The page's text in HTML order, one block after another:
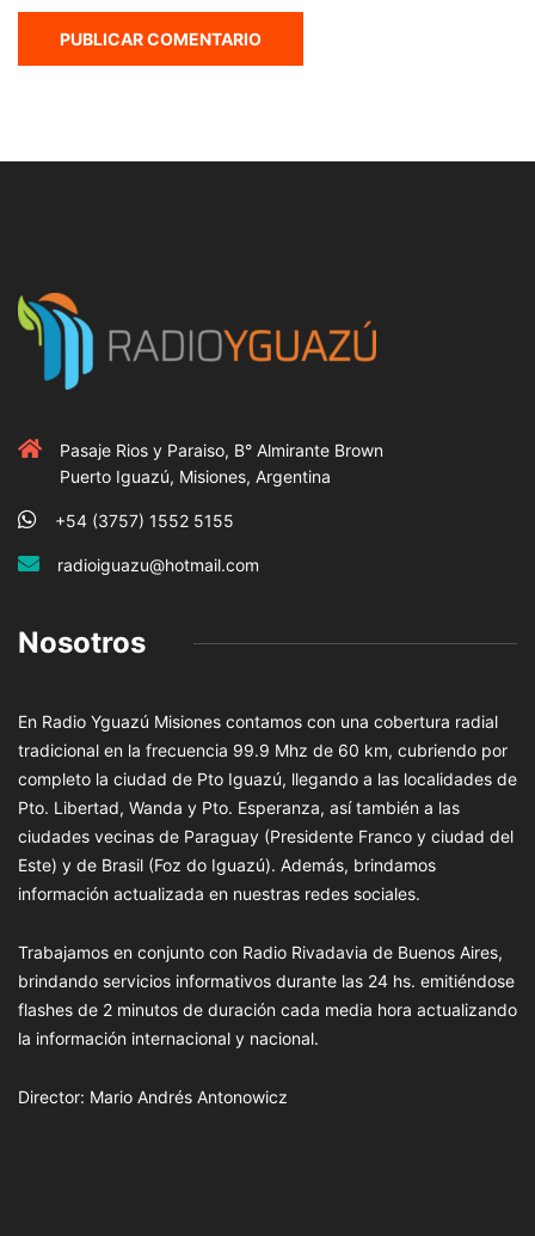
Pasaje Rios y Paraiso, B° Almirante Brown
Puerto Iguazú, Misiones, Argentina
+54 (3757) 1552 5155
radioiguazu@hotmail.com
Nosotros
En Radio Yguazú Misiones contamos con una cobertura radial
tradicional en la frecuencia 99.9 Mhz de 60 km, cubriendo por
completo la ciudad de Pto Iguazú, llegando a las localidades de
Pto. Libertad, Wanda y Pto. Esperanza, así también a las
ciudades vecinas de Paraguay (Presidente Franco y ciudad del
Este) y de Brasil (Foz do Iguazú). Además, brindamos
información actualizada en nuestras redes sociales.
Trabajamos en conjunto con Radio Rivadavia de Buenos Aires,
brindando servicios informativos durante las 24 hs. emitiéndose
flashes de 2 minutos de duración cada media hora actualizando
la información internacional y nacional.
Director: Mario Andrés Antonowicz